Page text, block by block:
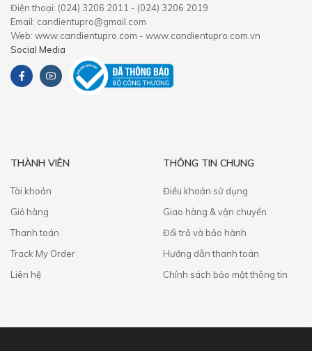
Điện thoại: (024) 3206 2011 - (024) 3206 2019
Email: candientupro@gmail.com
Web: www.candientupro.com - www.candientupro.com.vn
Social Media
THÀNH VIÊN
Tài khoản
Giỏ hàng
Thanh toán
Track My Order
Liên hệ
THÔNG TIN CHUNG
Điều khoản sử dụng
Giao hàng & vận chuyển
​Đổi trả và bảo hành
Hướng dẫn thanh toán
Chính sách bảo mật thông tin